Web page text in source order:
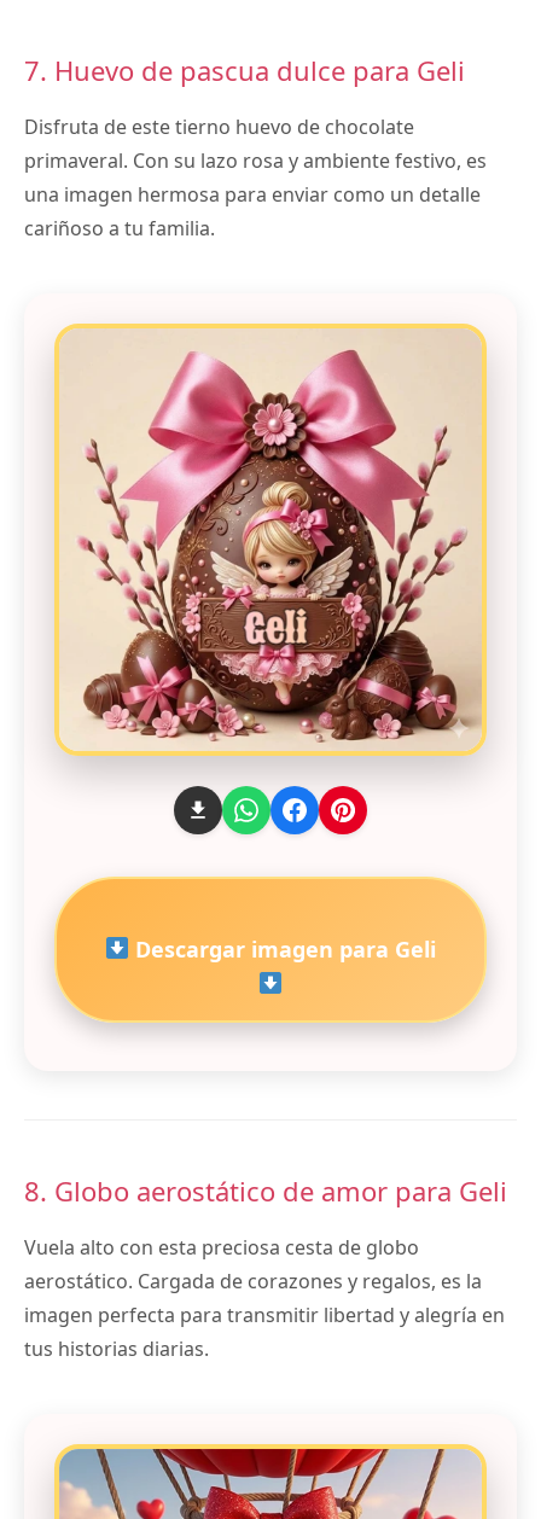
7. Huevo de pascua dulce para Geli
Disfruta de este tierno huevo de chocolate
primaveral. Con su lazo rosa y ambiente festivo, es
una imagen hermosa para enviar como un detalle
cariñoso a tu familia.
Descargar imagen para Geli
8. Globo aerostático de amor para Geli
Vuela alto con esta preciosa cesta de globo
aerostático. Cargada de corazones y regalos, es la
imagen perfecta para transmitir libertad y alegría en
tus historias diarias.